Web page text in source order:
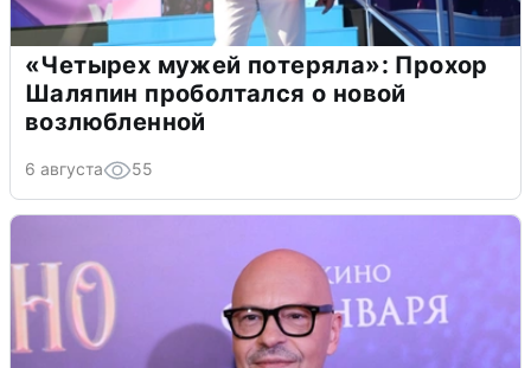
«Четырех мужей потеряла»: Прохор
Шаляпин проболтался о новой
возлюбленной
6 августа 55